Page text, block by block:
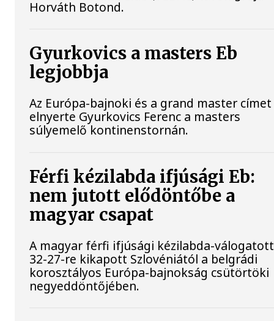
Horváth Botond.
Gyurkovics a masters Eb
legjobbja
Az Európa-bajnoki és a grand master
elnyerte Gyurkovics Ferenc a masters
súlyemelő kontinenstornán.
Férfi kézilabda ifjúsági Eb:
nem jutott elődöntőbe a
magyar csapat
A magyar férfi ifjúsági kézilabda-válogatott
32-27-re kikapott Szlovéniától a belgrádi
korosztályos Európa-bajnokság csütörtöki
negyeddöntőjében.